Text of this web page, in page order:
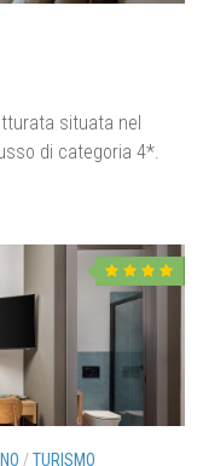
situata nel
di categoria 4*.
/TURISMO